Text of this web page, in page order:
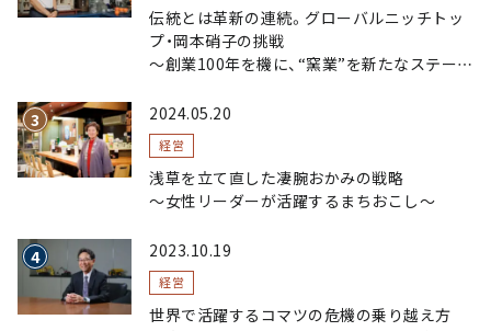
伝統とは革新の連続。グローバルニッチトッ
プ・岡本硝子の挑戦
～創業100年を機に、“窯業”を新たなステージ
略～
2024.05.20
経営
浅草を立て直した凄腕おかみの戦略
〜女性リーダーが活躍するまちおこし〜
2023.10.19
経営
世界で活躍するコマツの危機の乗り越え方